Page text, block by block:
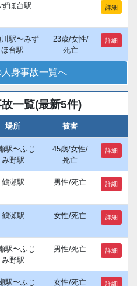
ほ台駅 詳細
駅〜みず
ほ台駅
23歳/女性/
死亡
詳細
身事故一覧へ
一覧(最新5件)
場所 被害
駅〜ふじ
み野駅
45歳/女性/
死亡
詳細
鶴瀬駅 男性/死亡 詳細
鶴瀬駅 女性/死亡 詳細
駅〜ふじ
み野駅
男性/死亡 詳細
駅〜ふじ
女性/死亡 詳細